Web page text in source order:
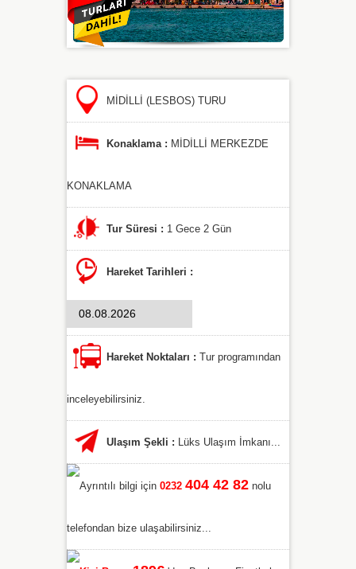
MİDİLLİ (LESBOS) TURU
Konaklama : MİDİLLİ MERKEZDE
KONAKLAMA
Tur Süresi : 1 Gece 2 Gün
Hareket Tarihleri :
Hareket Noktaları : Tur programından
inceleyebilirsiniz.
Ulaşım Şekli : Lüks Ulaşım İmkanı...
Ayrıntılı bilgi için 0232 404 42 82 nolu
telefondan bize ulaşabilirsiniz...